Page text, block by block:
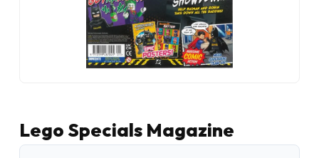
Lego Specials Magazine